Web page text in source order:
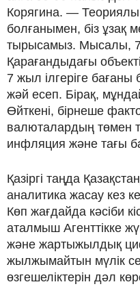
Корягина. —
болғанымен, біз ұзақ
тырысамыз. Мысалы,
Қарағандыдағы
7 жыл ілгеріге
жәй есеп. Бірақ,
Өйткені, бірнеше
валюталардың төмен
инфляция және тағы
Қазіргі таңда
аналитика жасау кез
Көп жағдайда кәсіби
аталмыш Агенттікке
және жартыжылдық
жылжымайтын мүлік
өзгешеліктерін дәл